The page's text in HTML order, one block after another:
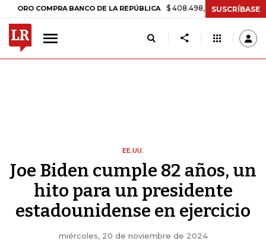
COMPRA BANCO DE LA REPÚBLICA $ 408.498,97 +$ 8.753,81 +2,19%
SUSCRÍBASE
EE.UU.
Joe Biden cumple 82 años, un
hito para un presidente
estadounidense en ejercicio
miércoles, 20 de noviembre de 2024